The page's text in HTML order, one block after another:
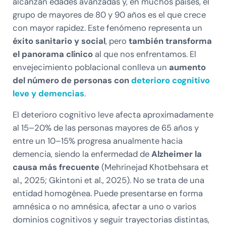
grupo de mayores de 80 y 90 años es el que crece
con mayor rapidez. Este fenómeno representa un
éxito sanitario y social, pero también transforma
el panorama clínicoal que nos enfrentamos. El
envejecimiento poblacional conlleva un aumento
del número de personas condeterioro cognitivo
leve y demencias.
El deterioro cognitivo leve afecta aproximadamente
al 15–20% de las personas mayores de 65 años y
entre un 10–15% progresa anualmente hacia
demencia, siendo la enfermedad deAlzheimer la
causa más frecuente(Mehrinejad Khotbehsara et
al., 2025; Gkintoni et al., 2025). No se trata de una
entidad homogénea. Puede presentarse en forma
amnésica o no amnésica, afectar a uno o varios
dominios cognitivos y seguir trayectorias distintas,